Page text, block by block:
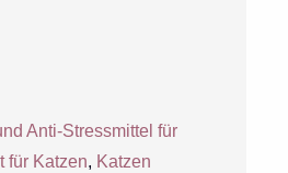
Anti-Stressmittel für
für Katzen, Katzen